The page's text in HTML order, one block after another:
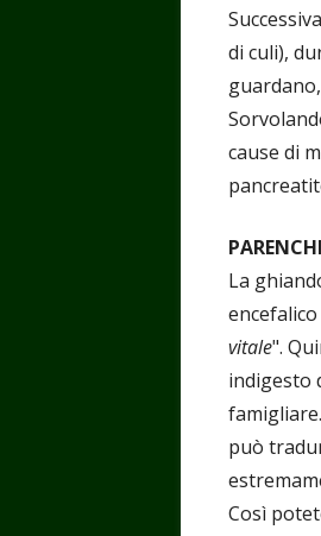
di culi),
cause di
La
vitale".
indigesto
può
Così